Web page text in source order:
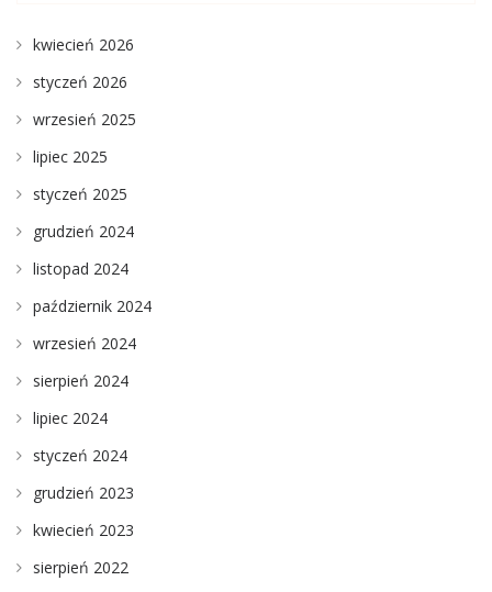
kwiecień 2026
styczeń 2026
wrzesień 2025
lipiec 2025
styczeń 2025
grudzień 2024
listopad 2024
październik 2024
wrzesień 2024
sierpień 2024
lipiec 2024
styczeń 2024
grudzień 2023
kwiecień 2023
sierpień 2022